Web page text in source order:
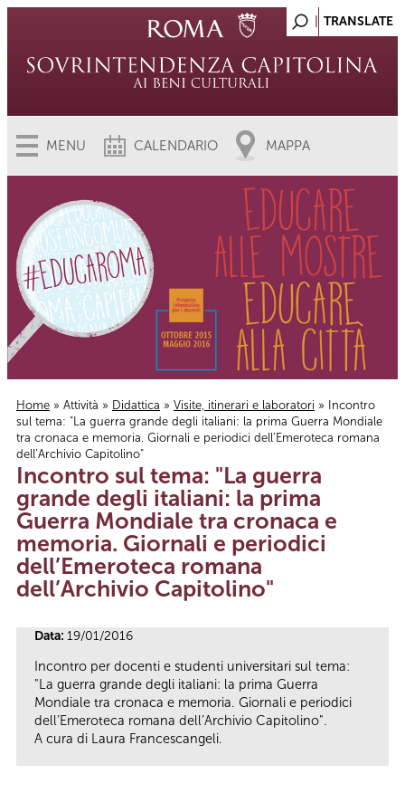
MENU CALENDARIO MAPPA
Tu sei qui
Home » Attività » Didattica » Visite, itinerari e laboratori » Incontro
sul tema: "La guerra grande degli italiani: la prima Guerra Mondiale
tra cronaca e memoria. Giornali e periodici dell’Emeroteca romana
dell’Archivio Capitolino"
Incontro sul tema: "La guerra
grande degli italiani: la prima
Guerra Mondiale tra cronaca e
memoria. Giornali e periodici
dell’Emeroteca romana
dell’Archivio Capitolino"
Data: 19/01/2016
Incontro per docenti e studenti universitari sul tema:
"La guerra grande degli italiani: la prima Guerra
Mondiale tra cronaca e memoria. Giornali e periodici
dell’Emeroteca romana dell’Archivio Capitolino".
A cura di Laura Francescangeli.